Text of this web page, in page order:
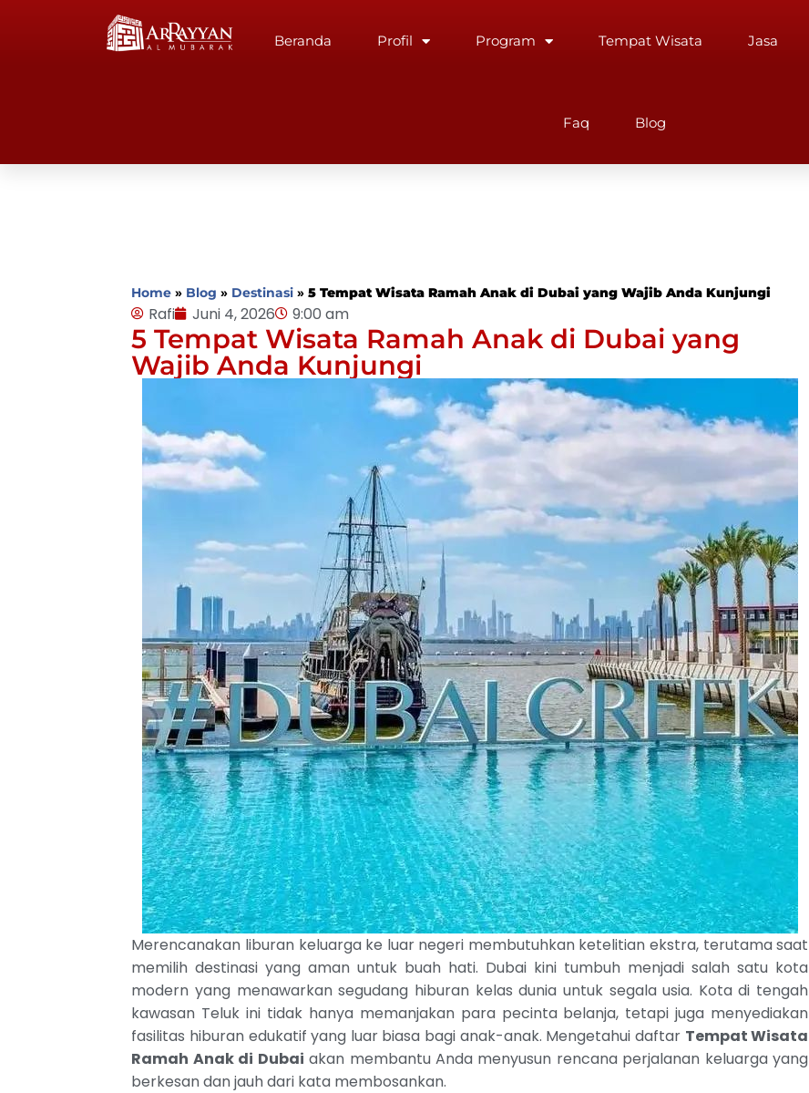
Beranda Profil Program Tempat Wisata Jasa
Faq Blog
Home » Blog » Destinasi »5 Tempat Wisata Ramah Anak di Dubai yang Wajib Anda Kunjungi
Rafi Juni 4, 2026 9:00 am
5 Tempat Wisata Ramah Anak di Dubai yang
Wajib Anda Kunjungi
Merencanakan liburan keluarga ke luar negeri membutuhkan ketelitian ekstra, terutama saat
memilih destinasi yang aman untuk buah hati. Dubai kini tumbuh menjadi salah satu kota
modern yang menawarkan segudang hiburan kelas dunia untuk segala usia. Kota di tengah
kawasan Teluk ini tidak hanya memanjakan para pecinta belanja, tetapi juga menyediakan
fasilitas hiburan edukatif yang luar biasa bagi anak-anak. Mengetahui daftar Tempat Wisata
Ramah Anak di Dubai akan membantu Anda menyusun rencana perjalanan keluarga yang
berkesan dan jauh dari kata membosankan.